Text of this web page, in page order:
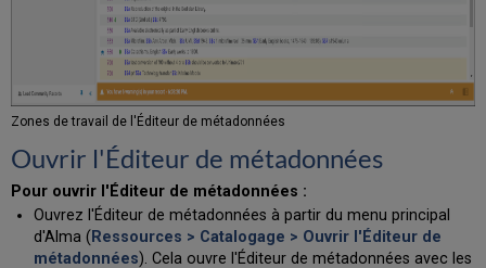
Touche
alternative
raccourcis
clavier
Options
menu
et
de
la
Zones de travail de l'Éditeur de métadonnées
Ouvrir l'Éditeur de métadonnées
Pour ouvrir l'Éditeur de métadonnées :
Ouvrez l'Éditeur de métadonnées à partir du menu principal
d'Alma ( Ressources > Catalogage > Ouvrir l'Éditeur de
métadonnées). Cela ouvre l'Éditeur de métadonnées avec les